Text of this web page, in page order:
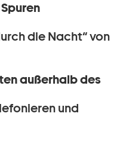
die Nacht“ von
außerhalb des
und